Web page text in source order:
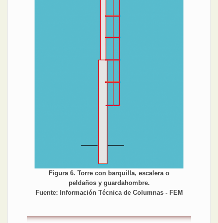
Figura 6. Torre con barquilla, escalera o
peldaños y guardahombre.
Fuente: Información Técnica de Columnas - FEM